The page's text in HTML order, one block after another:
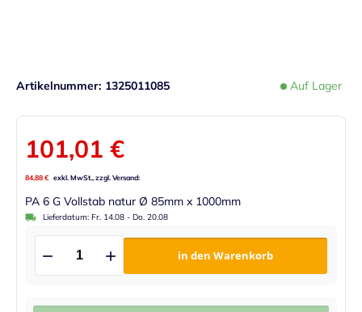
Auf Lager
Artikelnummer 1325011085
in den Warenkorb
101,01 €
84,88 €
PA 6 G Vollstab natur Ø 85mm x 1000mm
Lieferdatum: Fr. 14.08 - Do. 20.08